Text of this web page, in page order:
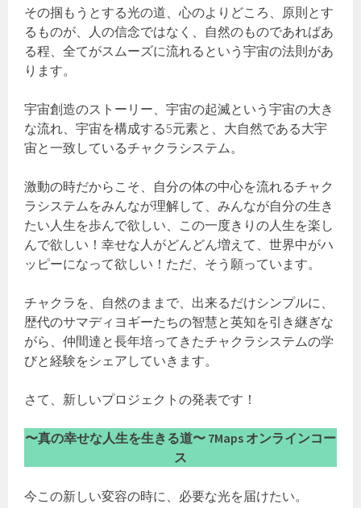
その掴もうとする光の道、心のよりどころ、原則とす
るものが、人の信念ではなく、自然のものであればあ
る程、全てがスムーズに流れるという宇宙の法則があ
ります。
宇宙創造のストーリー、宇宙の起滅という宇宙の大き
な流れ、宇宙を構成する5元素と、大自然である大宇
宙と一致しているチャクラシステム。
激動の時だからこそ、自分の体の中心を流れるチャク
ラシステムをみんなが理解して、みんなが自分の生き
たい人生を歩んで欲しい、この一度きりの人生を楽し
んで欲しい！幸せな人がどんどん増えて、世界中がハ
ッピーになって欲しい！ただ、そう願っています。
チャクラを、自然のままで、出来るだけシンプルに、
歴代のサマディヨギーたちの智慧と英知を引き継ぎな
がら、仲間達と長年培ってきたチャクラシステムの学
びと経験をシェアしていきます。
さて、新しいプロジェクトの発表です！
〜真の幸せな人生を生きる道〜 7Maps オンラインコー
ス
今この新しい変容の時に、必要な光を届けたい。